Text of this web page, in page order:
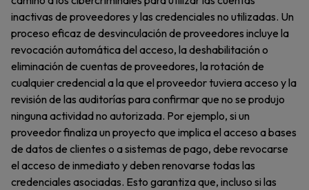
inactivas de proveedores y las credenciales no utilizadas. Un
proceso eficaz de desvinculación de proveedores incluye la
revocación automática del acceso, la deshabilitación o
eliminación de cuentas de proveedores, la rotación de
cualquier credencial a la que el proveedor tuviera acceso y la
revisión de las auditorías para confirmar que no se produjo
ninguna actividad no autorizada. Por ejemplo, si un
proveedor finaliza un proyecto que implica el acceso a bases
de datos de clientes o a sistemas de pago, debe revocarse
el acceso de inmediato y deben renovarse todas las
credenciales asociadas. Esto garantiza que, incluso si las